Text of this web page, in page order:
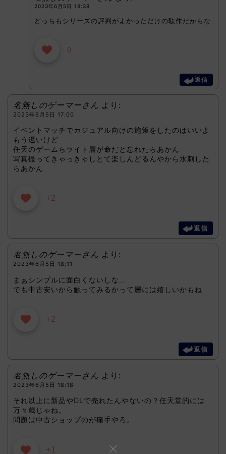
2023年6月5日 18:38
どっちもシリーズの評判がよかっただけの駄作だからな
0
返信
名無しのゲーマーさん より:
2023年6月5日 17:00
イベントマッチでカジュアル向けの施策をしたのはいいよ
もう遅いけど
任天のゲームらライト層が命だと忘れたらあかん
写真撮ってきゃっきゃしとて楽しんどるんやから水刺した
らあかん
+2
返信
名無しのゲーマーさん より:
2023年6月5日 18:11
まぁシンプルに面白くないしな…
でも中古安いから触ってみるかって層には嬉しいかもね
+2
返信
名無しのゲーマーさん より:
2023年6月5日 18:18
それ以上に新品やDLで売れたんやないの？任天堂的には
万々歳じゃね。
問題は中古ショップのが痛手やろ。
+1